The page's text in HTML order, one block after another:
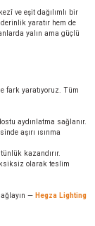
ve eşit dağılımlı bir
yaratır hem de
yalın ama güçlü
fark yaratıyoruz. Tüm
aydınlatma sağlanır.
aşırı ısınma
kazandırır.
olarak teslim
— Hegza Lighting